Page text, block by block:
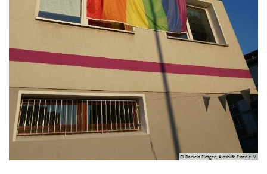
© Daniela Flötgen, Aidshilfe Essen e. V.